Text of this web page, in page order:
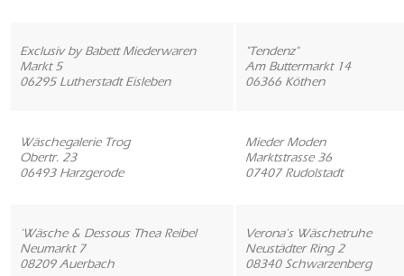
Exclusiv by Babett Miederwaren
Markt 5
06295 Lutherstadt Eisleben
"Tendenz"
Am Buttermarkt 14
06366 Köthen
Wäschegalerie Trog
Obertr. 23
06493 Harzgerode
Mieder Moden
Marktstrasse 36
07407 Rudolstadt
'Wäsche & Dessous Thea Reibel
Neumarkt 7
08209 Auerbach
Verona's Wäschetruhe
Neustädter Ring 2
08340 Schwarzenberg